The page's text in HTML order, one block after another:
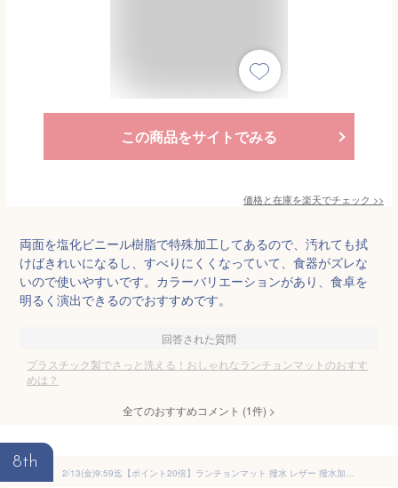
この商品をサイトでみる
価格と在庫を楽天でチェック >>
両面を塩化ビニール樹脂で特殊加工してあるので、汚れても拭
けばきれいになるし、すべりにくくなっていて、食器がズレな
いので使いやすいです。カラーバリエーションがあり、食卓を
明るく演出できるのでおすすめです。
回答された質問
プラスチック製でさっと洗える！おしゃれなランチョンマットのおすす
めは？
全てのおすすめコメント (1件) >
8th
2/13(金)9:59迄【ポイント20倍】ランチョンマット 撥水 レザー 撥水加工 和美SAVY ミルキーウェイ （ラベンダー4枚組） 日本製 拭くだけ 洗える 選べるカラー 30×40 テーブル ビニール プラスチック 北欧